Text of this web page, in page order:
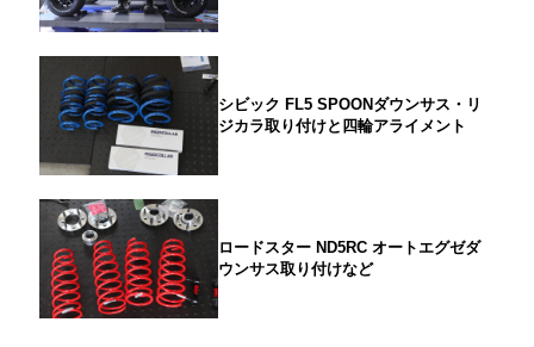
シビック FL5 SPOONダウンサス・リ
ジカラ取り付けと四輪アライメント
ロードスター ND5RC オートエグゼダ
ウンサス取り付けなど